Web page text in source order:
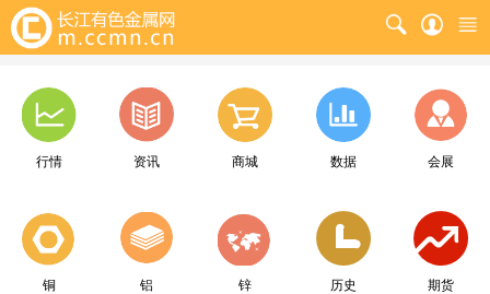
行情 资讯 商城 数据 会展
铜 铝 锌 历史 期货